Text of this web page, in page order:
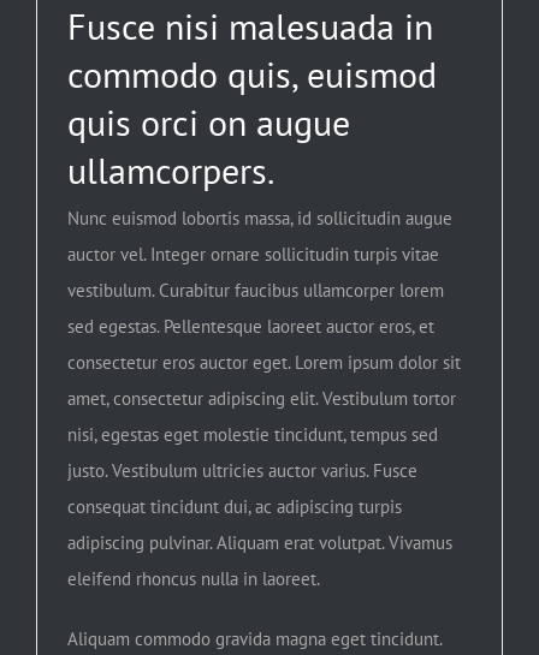
Fusce nisi malesuada in
commodo quis, euismod
quis orci on augue
ullamcorpers.
Nunc euismod lobortis massa, id sollicitudin augue
auctor vel. Integer ornare sollicitudin turpis vitae
vestibulum. Curabitur faucibus ullamcorper lorem
sed egestas. Pellentesque laoreet auctor eros, et
consectetur eros auctor eget. Lorem ipsum dolor sit
amet, consectetur adipiscing elit. Vestibulum tortor
nisi, egestas eget molestie tincidunt, tempus sed
justo. Vestibulum ultricies auctor varius. Fusce
consequat tincidunt dui, ac adipiscing turpis
adipiscing pulvinar. Aliquam erat volutpat. Vivamus
eleifend rhoncus nulla in laoreet.
Aliquam commodo gravida magna eget tincidunt.